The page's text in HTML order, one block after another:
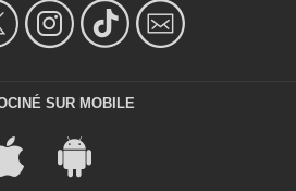
SUR MOBILE